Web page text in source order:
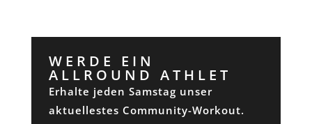
WERDE EIN
ALLROUND ATHLET
Erhalte jeden Samstag unser
aktuellestes Community-Workout.